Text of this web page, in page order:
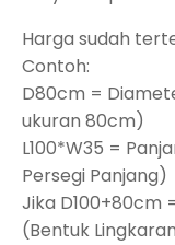
Harga sudah
Contoh:
D80cm =
ukuran 80cm)
L100*W35 =
Persegi Panjang)
Jika D100+80cm
(Bentuk